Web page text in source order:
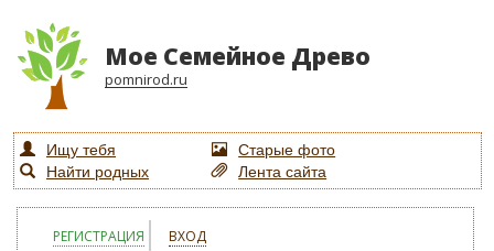
Мое Семейное Древо
pomnirod.ru
Ищу тебя
Старые фото
Найти родных
Лента сайта
РЕГИСТРАЦИЯ ВХОД